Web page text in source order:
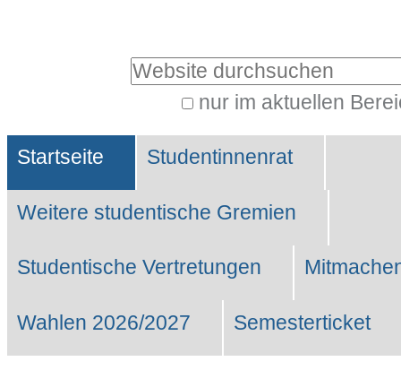
Website durchsuchen
nur im aktuellen
Suche…
Sektionen
Startseite Studentinnenrat
Weitere studentische Gremien
Studentische Vertretungen
Wahlen 2026/2027 Semesterticket